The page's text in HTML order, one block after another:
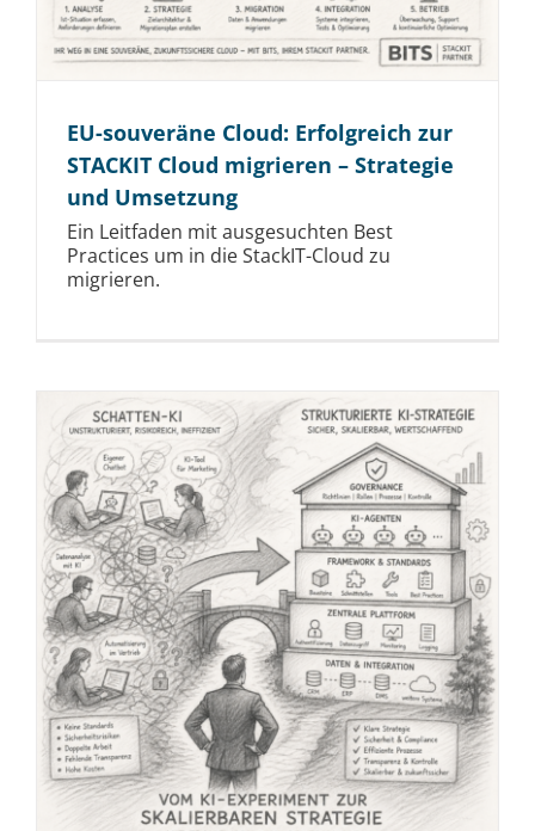
EU-souveräne Cloud: Erfolgreich zur
STACKIT Cloud migrieren – Strategie
und Umsetzung
Ein Leitfaden mit ausgesuchten Best
Practices um in die StackIT-Cloud zu
migrieren.